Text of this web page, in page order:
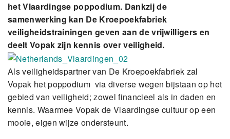
het Vlaardingse poppodium. Dankzij de
samenwerking kan De Kroepoekfabriek
veiligheidstrainingen geven aan de vrijwilligers en
deelt Vopak zijn kennis over veiligheid.
Als veiligheidspartner van De Kroepoekfabriek zal
Vopak het poppodium via diverse wegen bijstaan op het
gebied van veiligheid; zowel financieel als in daden en
kennis. Waarmee Vopak de Vlaardingse cultuur op een
mooie, eigen wijze ondersteunt.